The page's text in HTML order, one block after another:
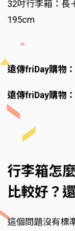
32吋行李箱：長
195cm
遠傳friDay購物
遠傳friDay購物
行李箱怎
比較好？
這個問題沒有標